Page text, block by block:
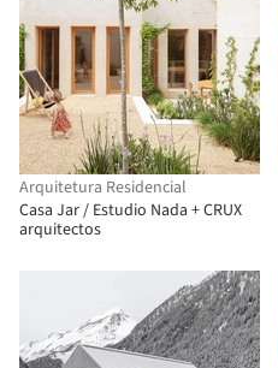
Arquitetura Residencial
Casa Jar / Estudio Nada + CRUX
arquitectos